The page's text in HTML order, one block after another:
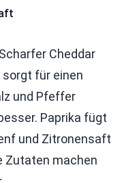
Cheddar
sorgt für einen
und Pfeffer
Paprika fügt
und Zitronensaft
Zutaten machen